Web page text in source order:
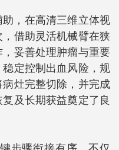
，在高清三维立体视
借助灵活机械臂在狭
妥善处理肿瘤与重要
定控制出血风险，规
灶完整切除，并完成
及长期获益奠定了良